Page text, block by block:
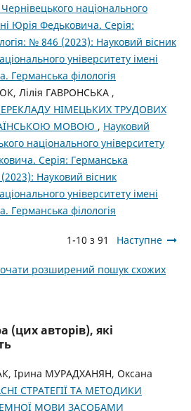
національного
Юрія Федьковича. Серія:
№ 846 (2023): Науковий вісник
університету імені
Германська філологія
Лілія ГАВРОНСЬКА ,
НІМЕЦЬКИХ ТРУДОВИХ
МОВОЮ , Науковий
національного університету
Серія: Германська
Науковий вісник
університету імені
Германська філологія
1-10 з 91 Наступне
розширений пошук схожих
(цих авторів), які
Ірина МУРАДХАНЯН, Оксана
СТРАТЕГІЇ ТА МЕТОДИКИ
МОВИ ЗАСОБАМИ